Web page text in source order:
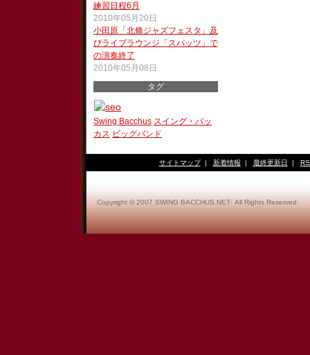
練習日程6月
2010年05月20日
小田原「北條ジャズフェスタ」及
びライブラウンジ「スパッツ」で
の演奏終了
2010年05月08日
タグ
Swing Bacchus スイング・バッ
カス ビッグバンド
サイトマップ| 新着情報 | 最終更新日 |
Copyright © 2007 SWING BACCHUS.NET· All Rights Reserved·